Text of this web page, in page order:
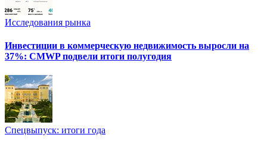
Исследования рынка
Инвестиции в коммерческую недвижимость выросли на
37%: CMWP подвели итоги полугодия
Спецвыпуск: итоги года